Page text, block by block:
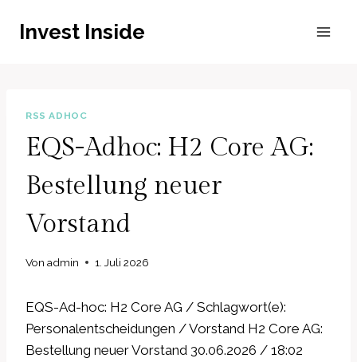
InhaltInvest Inside
RSS ADHOC
EQS-Adhoc: H2 Core AG:
Bestellung neuer
Vorstand
Von admin 1. Juli 2026
EQS-Ad-hoc: H2 Core AG / Schlagwort(e):
Personalentscheidungen / Vorstand H2 Core AG:
Bestellung neuer Vorstand 30.06.2026 / 18:02